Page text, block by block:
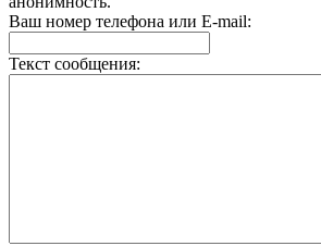
Ваш номер телефона или E-mail:
Текст сообщения: